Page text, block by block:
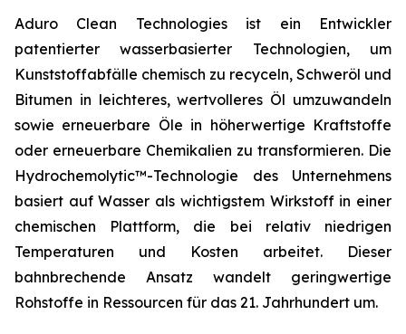
Aduro Clean Technologies ist ein Entwickler
patentierter wasserbasierter Technologien, um
Kunststoffabfälle chemisch zu recyceln, Schweröl und
Bitumen in leichteres, wertvolleres Öl umzuwandeln
sowie erneuerbare Öle in höherwertige Kraftstoffe
oder erneuerbare Chemikalien zu transformieren. Die
Hydrochemolytic™-Technologie des Unternehmens
basiert auf Wasser als wichtigstem Wirkstoff in einer
chemischen Plattform, die bei relativ niedrigen
Temperaturen und Kosten arbeitet. Dieser
bahnbrechende Ansatz wandelt geringwertige
Rohstoffe in Ressourcen für das 21. Jahrhundert um.